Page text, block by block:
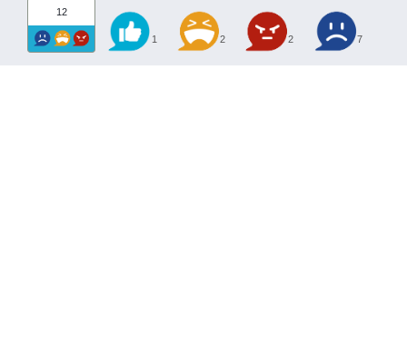
12
1 2 2 7